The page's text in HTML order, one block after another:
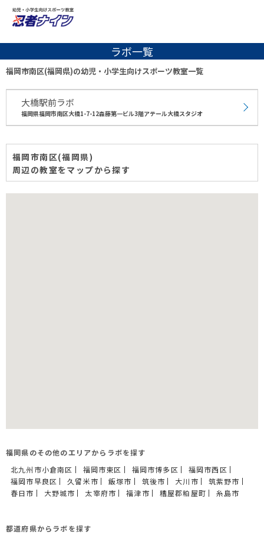
ラボ一覧
福岡市南区(福岡県)の幼児・小学生向けスポーツ教室一覧
大橋駅前ラボ
福岡県福岡市南区大橋1-7-12森藤第一ビル3階アテール大橋スタジオ
福岡市南区(福岡県)
周辺の教室をマップから探す
福岡県のその他のエリアからラボを探す
北九州市小倉南区
福岡市東区 福岡市博多区
福岡市西区
福岡市早良区
久留米市 飯塚市 筑後市 大川市
筑紫野市
春日市
大野城市 太宰府市 福津市 糟屋郡粕屋町 糸島市
都道府県からラボを探す